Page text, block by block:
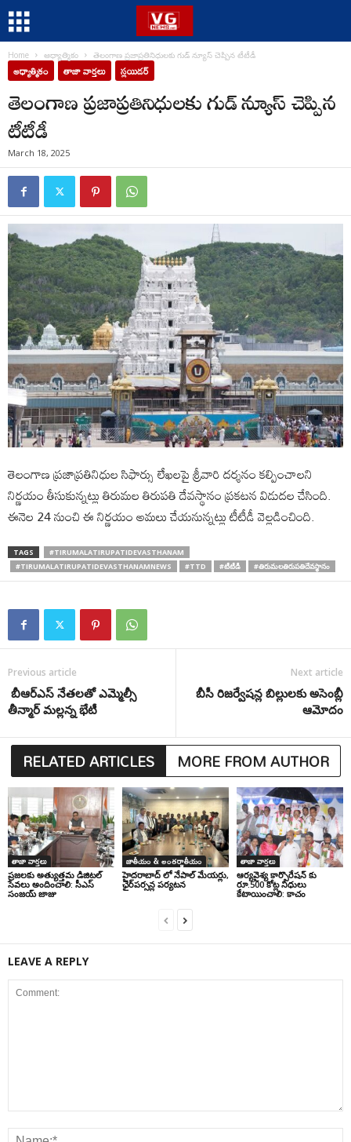
Home ఆధ్యాత్మికం తెలంగాణ ప్రజాప్రతినిధులకు గుడ్ న్యూస్ చెప్పిన టీటీడీ
ఆధ్యాత్మికం తాజా వార్తలు స్లయిడర్
తెలంగాణ ప్రజాప్రతినిధులకు గుడ్ న్యూస్ చెప్పిన
టీటీడీ
March 18, 2025
తెలంగాణ ప్రజాప్రతినిధుల సిఫార్సు లేఖలపై శ్రీవారి దర్శనం కల్పించాలని
నిర్ణయం తీసుకున్నట్లు తిరుమల తిరుపతి దేవస్థానం ప్రకటన విడుదల చేసింది.
ఈనెల 24 నుంచి ఈ నిర్ణయం అమలు చేయనున్నట్లు టీటీడీ వెల్లడించింది.
TAGS
#TIRUMALATIRUPATIDEVASTHANAM
#TIRUMALATIRUPATIDEVASTHANAMNEWS
#TTD #టీటీడీ #తిరుమలతిరుపతిదేవస్థానం
Previous article
బీఆర్ఎస్ నేతలతో ఎమ్మెల్సీ
తీన్మార్ మల్లన్న భేటీ
Next article
బీసీ రిజర్వేషన్ల బిల్లులకు అసెంబ్లీ
ఆమోదం
RELATED ARTICLES MORE FROM AUTHOR
తాజా వార్తలు
ప్రజలకు అత్యుత్తమ డిజిటల్
సేవలు అందించాలి: సీఎస్
సంజయ్ జాజు
జాతీయం & అంతర్జాతీయం
హైదరాబాద్ లో నేపాల్ మేయర్లు,
ఛైర్‌పర్సన్ల పర్యటన
తాజా వార్తలు
ఆర్యవైశ్య కార్పొరేషన్ కు
రూ.500 కోట్ల నిధులు
కేటాయించాలి: కాచం
LEAVE A REPLY